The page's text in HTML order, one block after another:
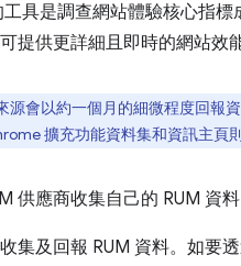
具是調查網站體驗核心指標
提供更詳細且即時的網站效
源會以約一個月的細微程度回報
擴充功能資料集和資訊主頁
供應商收集自己的 RUM 資
集及回報 RUM 資料。如要